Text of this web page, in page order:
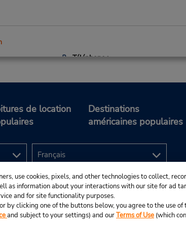
Téléphone :
16144470
de location
Destinations
américaines populaires
use cookies, pixels, and other technologies to collect,
as information about your interactions with our site for ad
and for site functionality purposes.
by clicking one of the buttons below, you agree to the use of
and subject to your settings) and ourTerms of Use (which